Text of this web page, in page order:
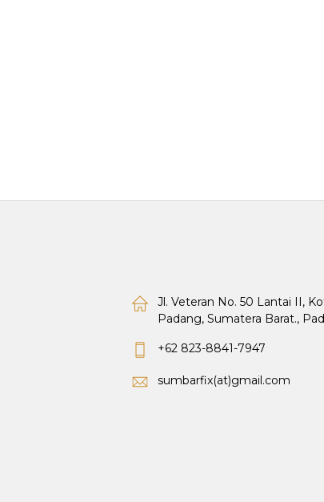
Jl. Veteran No. 50 Lantai II,
Padang, Sumatera Barat.,
+62 823-8841-7947
sumbarfix(at)gmail.com